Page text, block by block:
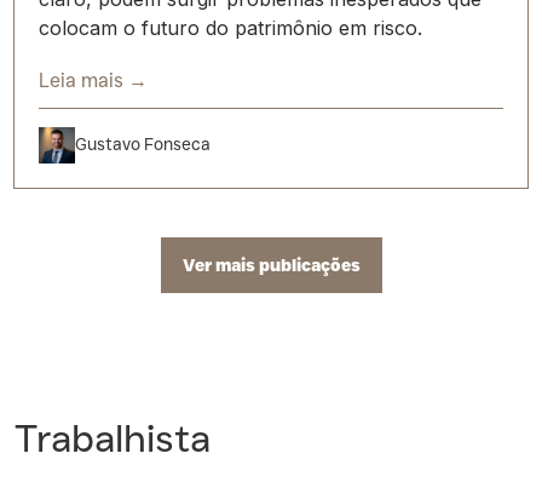
colocam o futuro do patrimônio em risco.
Leia mais →
Gustavo Fonseca
Ver mais publicações
Trabalhista